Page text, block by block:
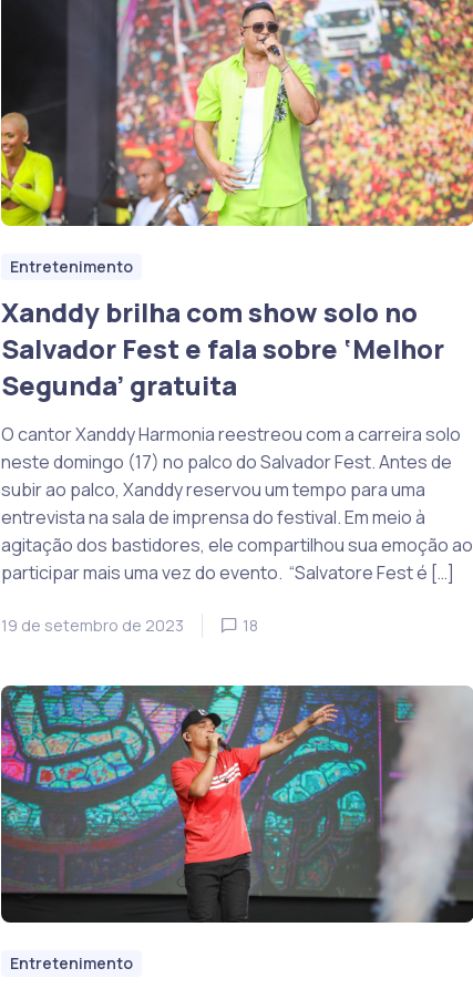
Entretenimento
Xanddy brilha com show solo no
Salvador Fest e fala sobre ‘Melhor
Segunda’ gratuita
O cantor Xanddy Harmonia reestreou com a carreira solo
neste domingo (17) no palco do Salvador Fest. Antes de
subir ao palco, Xanddy reservou um tempo para uma
entrevista na sala de imprensa do festival. Em meio à
agitação dos bastidores, ele compartilhou sua emoção ao
participar mais uma vez do evento. “Salvatore Fest é […]
19 de setembro de 2023 18
Entretenimento